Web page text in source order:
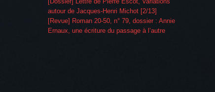
autour de Jacques-Henri Michot [2/13]
[Revue] Roman 20-50, n° 79, dossier : Annie
Ernaux, une écriture du passage à l’autre